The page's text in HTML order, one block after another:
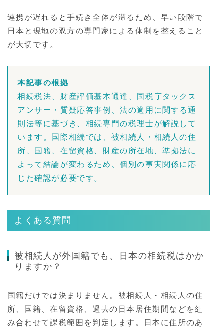
連携が遅れると手続き全体が滞るため、早い段階で
日本と現地の双方の専門家による体制を整えること
が大切です。
本記事の根拠
相続税法、財産評価基本通達、国税庁タックス
アンサー・質疑応答事例、法の適用に関する通
則法等に基づき、相続専門の税理士が解説して
います。国際相続では、被相続人・相続人の住
所、国籍、在留資格、財産の所在地、準拠法に
よって結論が変わるため、個別の事実関係に応
じた確認が必要です。
よくある質問
被相続人が外国籍でも、日本の相続税はかか
りますか？
国籍だけでは決まりません。被相続人・相続人の住
所、国籍、在留資格、過去の日本居住期間などを組
み合わせて課税範囲を判定します。日本に住所のあ